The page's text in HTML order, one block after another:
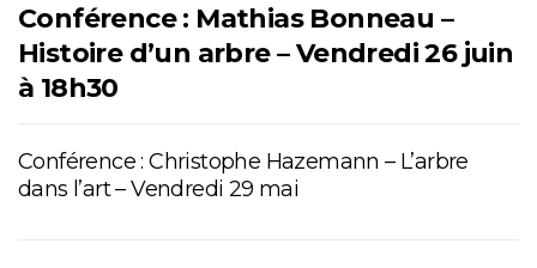
Conférence : Mathias Bonneau –
Histoire d’un arbre – Vendredi 26 juin
à 18h30
Conférence : Christophe Hazemann – L’arbre
dans l’art – Vendredi 29 mai